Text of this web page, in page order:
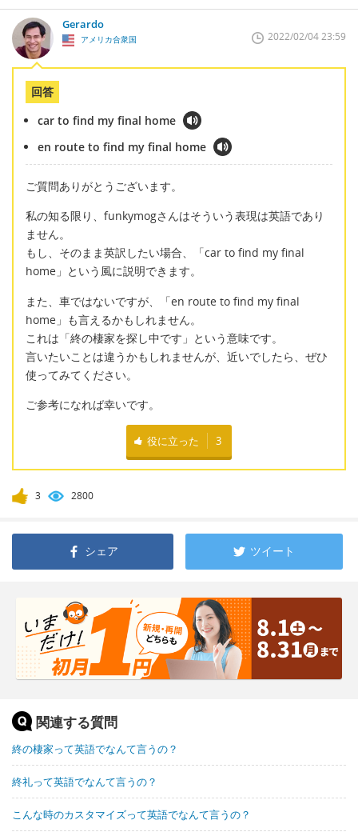
Gerardo
アメリカ合衆国 2022/02/04 23:59
回答
car to find my final home
en route to find my final home
ご質問ありがとうございます。
私の知る限り、funkymogさんはそういう表現は英語であり
ません。
もし、そのまま英訳したい場合、「car to find my final
home」という風に説明できます。
また、車ではないですが、「en route to find my final
home」も言えるかもしれません。
これは「終の棲家を探し中です」という意味です。
言いたいことは違うかもしれませんが、近いでしたら、ぜひ
使ってみてください。
ご参考になれば幸いです。
役に立った 3
3 2800
シェア ツイート
関連する質問
終の棲家って英語でなんて言うの？
終礼って英語でなんて言うの？
こんな時のカスタマイズって英語でなんて言うの？